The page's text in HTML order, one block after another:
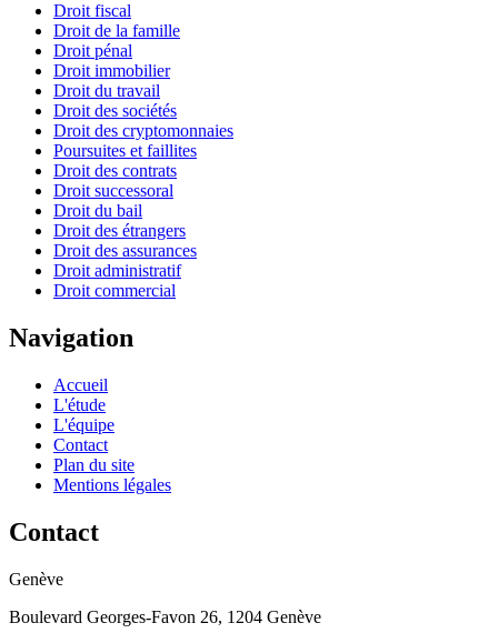
Droit fiscal
Droit de la famille
Droit pénal
Droit immobilier
Droit du travail
Droit des sociétés
Droit des cryptomonnaies
Poursuites et faillites
Droit des contrats
Droit successoral
Droit du bail
Droit des étrangers
Droit des assurances
Droit administratif
Droit commercial
Navigation
Accueil
L'étude
L'équipe
Contact
Plan du site
Mentions légales
Contact
Genève
Boulevard Georges-Favon 26, 1204 Genève